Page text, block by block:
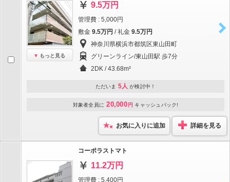
もっと見る
9.5万円
管理費 : 5,000円
敷金 9.5万円 / 礼金 9.5万円
神奈川県横浜市都筑区東山田町
グリーンライン/東山田駅 歩7分
2DK / 43.68m²
ただいま 5人 が検討中！
対象者全員に 20,000 円 キャッシュバック!
お気に入りに追加 詳細を見る
コーポラストマト
11.2万円
管理費 : 5,400円